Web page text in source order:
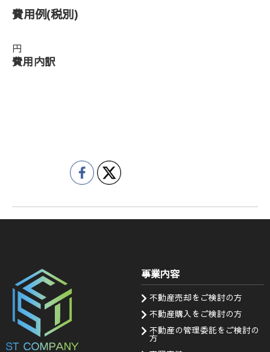
費用例(税別)
円
費用内訳
事業内容
不動産売却をご検討の方
不動産購入をご検討の方
不動産の管理委託をご検討の
方